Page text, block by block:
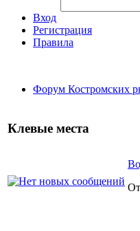
Вход
Регистрация
Правила
Форум Костромских
Клевые места